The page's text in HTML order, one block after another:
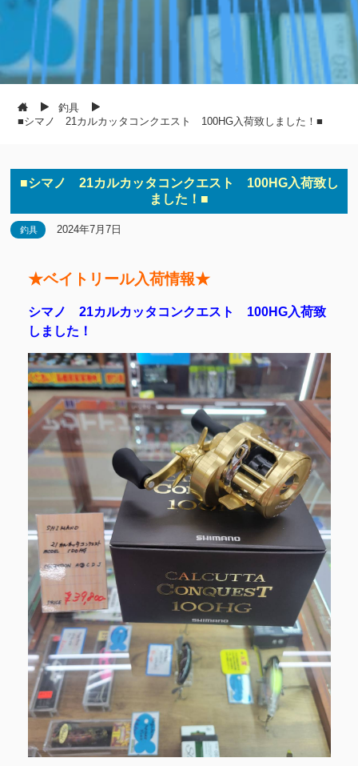
釣具
■シマノ 21カルカッタコンクエスト 100HG入荷致しました！■
■シマノ 21カルカッタコンクエスト 100HG入荷致し
ました！■
釣具 2024年7月7日
★ベイトリール入荷情報★
シマノ 21カルカッタコンクエスト 100HG入荷致
しました！